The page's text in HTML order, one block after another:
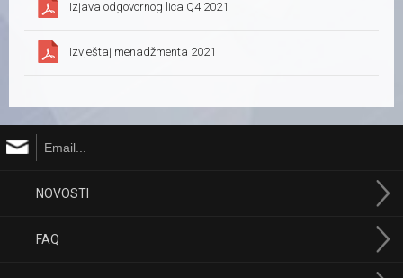
Izjava odgovornog lica Q4 2021
Izvještaj menadžmenta 2021
NOVOSTI
FAQ